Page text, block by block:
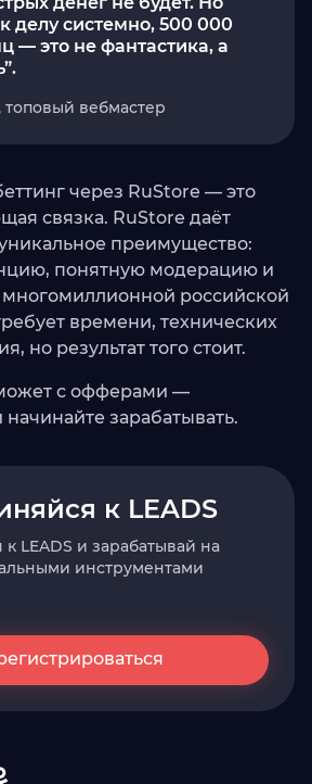
делу системно, 500 000
— это не фантастика, а
вебмастер
через RuStore — это
связка. RuStore даёт
преимущество:
понятную модерацию и
российской
времени, технических
но результат того стоит.
с офферами —
зарабатывать.
к LEADS
LEADS и зарабатывай на
инструментами